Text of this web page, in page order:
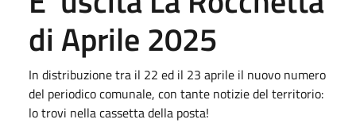
di Aprile 2025
In distribuzione tra il 22 ed il 23 aprile il nuovo numero
del periodico comunale, con tante notizie del territorio:
lo trovi nella cassetta della posta!